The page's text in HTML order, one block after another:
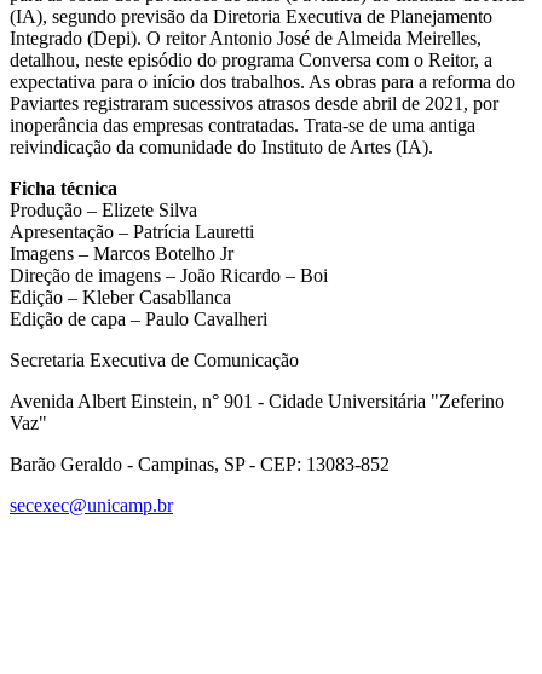
(IA), segundo previsão da Diretoria Executiva de Planejamento
Integrado (Depi). O reitor Antonio José de Almeida Meirelles,
detalhou, neste episódio do programa Conversa com o Reitor, a
expectativa para o início dos trabalhos. As obras para a reforma do
Paviartes registraram sucessivos atrasos desde abril de 2021, por
inoperância das empresas contratadas. Trata-se de uma antiga
reivindicação da comunidade do Instituto de Artes (IA).
Ficha técnica
Produção – Elizete Silva
Apresentação – Patrícia Lauretti
Imagens – Marcos Botelho Jr
Direção de imagens – João Ricardo – Boi
Edição – Kleber Casabllanca
Edição de capa – Paulo Cavalheri
Secretaria Executiva de Comunicação
Avenida Albert Einstein, n° 901 - Cidade Universitária "Zeferino
Vaz"
Barão Geraldo - Campinas, SP - CEP: 13083-852
secexec@unicamp.br